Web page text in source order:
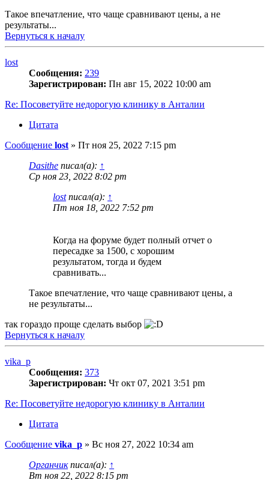
Такое впечатление, что чаще сравнивают цены, а не
результаты...
Вернуться к началу
lost
Сообщения: 239
Зарегистрирован: Пн авг 15, 2022 10:00 am
Re: Посоветуйте недорогую клинику в Анталии
Цитата
Сообщение lost » Пт ноя 25, 2022 7:15 pm
Dasithe писал(а): ↑
Ср ноя 23, 2022 8:02 pm
lostписал(а): ↑
Пт ноя 18, 2022 7:52 pm
Когда на форуме будет полный отчет о
пересадке за 1500, с хорошим
результатом, тогда и будем
сравнивать...
Такое впечатление, что чаще сравнивают цены, а
не результаты...
так гораздо проще сделать выбор
Вернуться к началу
vika_p
Сообщения: 373
Зарегистрирован: Чт окт 07, 2021 3:51 pm
Re: Посоветуйте недорогую клинику в Анталии
Цитата
Сообщение vika_p » Вс ноя 27, 2022 10:34 am
Органчикписал(а): ↑
Вт ноя 22, 2022 8:15 pm